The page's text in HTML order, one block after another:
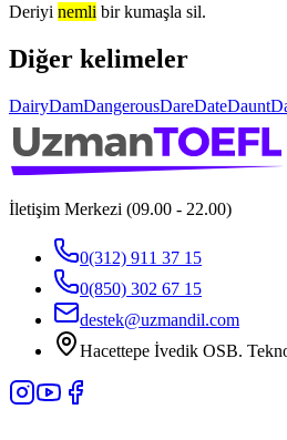
Deriyi nemli bir kumaşla sil.
Diğer kelimeler
DairyDamDangerousDareDateDaunt
İletişim Merkezi (09.00 - 22.00)
0(312) 911 37 15
0(850) 302 67 15
destek@uzmandil.com
Hacettepe İvedik OSB.